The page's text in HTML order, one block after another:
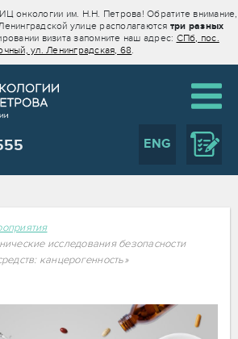
онкологии им. Н.Н. Петрова! Обратите внимание,
улице располагаются три разных
визита запомните наш адрес: СПб, пос.
ул. Ленинградская, 68.
ENG
исследования безопасности
канцерогенность»